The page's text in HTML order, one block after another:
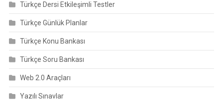
Türkçe Dersi Etkileşimli Testler
Türkçe Günlük Planlar
Türkçe Konu Bankası
Türkçe Soru Bankası
Web 2.0 Araçları
Yazılı Sınavlar